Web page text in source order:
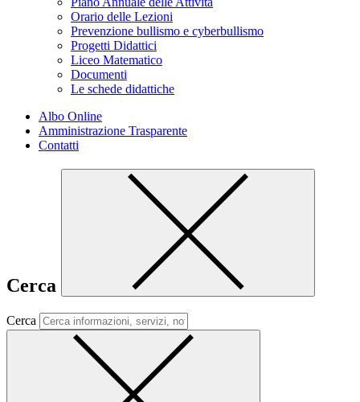
Orario delle Lezioni
Prevenzione bullismo e cyberbullismo
Progetti Didattici
Liceo Matematico
Documenti
Le schede didattiche
Albo Online
Amministrazione Trasparente
Contatti
Cerca
Cerca